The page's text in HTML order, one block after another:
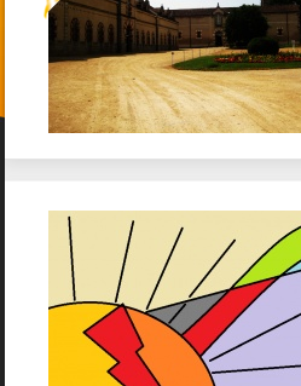
Favorit